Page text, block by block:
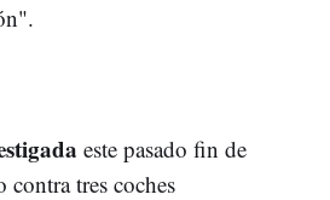
este pasado fin de
tres coches